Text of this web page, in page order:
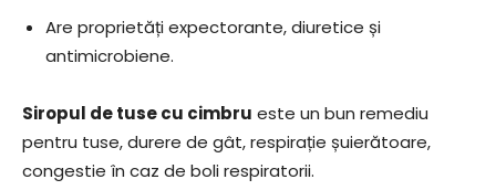
Are proprietăți expectorante, diuretice și
antimicrobiene.
Siropul de tuse cu cimbru este un bun remediu
pentru tuse, durere de gât, respirație șuierătoare,
congestie în caz de boli respiratorii.